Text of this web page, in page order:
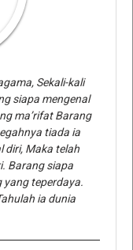
Sekali-kali
siapa mengenal
ma’rifat Barang
tiada ia
diri, Maka telah
Barang siapa
yang teperdaya.
ia dunia